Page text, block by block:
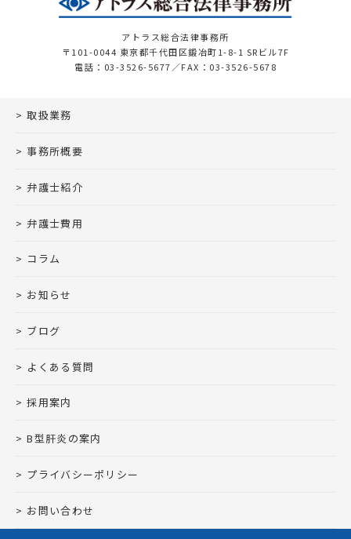
アトラス総合法律事務所
〒101-0044 東京都千代田区鍛冶町1-8-1 SRビル7F
電話：03-3526-5677／FAX：03-3526-5678
取扱業務
事務所概要
弁護士紹介
弁護士費用
コラム
お知らせ
ブログ
よくある質問
採用案内
B型肝炎の案内
プライバシーポリシー
お問い合わせ